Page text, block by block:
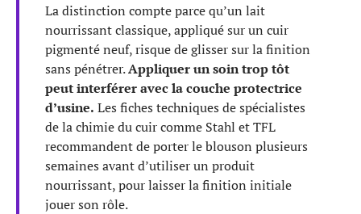
La distinction compte parce qu’un lait
nourrissant classique, appliqué sur un cuir
pigmenté neuf, risque de glisser sur la finition
sans pénétrer.Appliquer un soin trop tôt
peut interférer avec la couche protectrice
d’usine. Les fiches techniques de spécialistes
de la chimie du cuir comme Stahl et TFL
recommandent de porter le blouson plusieurs
semaines avant d’utiliser un produit
nourrissant, pour laisser la finition initiale
jouer son rôle.